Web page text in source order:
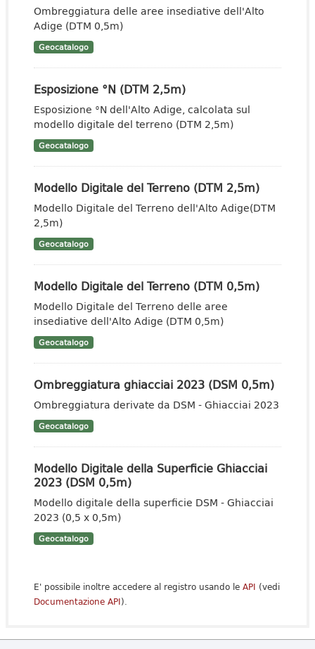
Ombreggiatura delle aree insediative dell'Alto
Adige (DTM 0,5m)
Geocatalogo
Esposizione °N (DTM 2,5m)
Esposizione °N dell'Alto Adige, calcolata sul
modello digitale del terreno (DTM 2,5m)
Geocatalogo
Modello Digitale del Terreno (DTM 2,5m)
Modello Digitale del Terreno dell'Alto Adige(DTM
2,5m)
Geocatalogo
Modello Digitale del Terreno (DTM 0,5m)
Modello Digitale del Terreno delle aree
insediative dell'Alto Adige (DTM 0,5m)
Geocatalogo
Ombreggiatura ghiacciai 2023 (DSM 0,5m)
Ombreggiatura derivate da DSM - Ghiacciai 2023
Geocatalogo
Modello Digitale della Superficie Ghiacciai
2023 (DSM 0,5m)
Modello digitale della superficie DSM - Ghiacciai
2023 (0,5 x 0,5m)
Geocatalogo
E' possibile inoltre accedere al registro usando le API (vedi
Documentazione API).